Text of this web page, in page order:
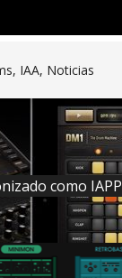
, IAA, Noticias
como IAPP